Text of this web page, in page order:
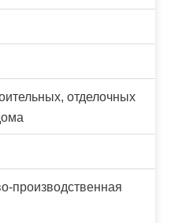
отделочных
производственная